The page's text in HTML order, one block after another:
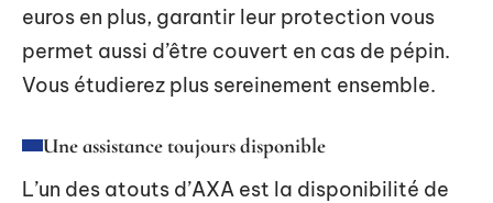
euros en plus, garantir leur protection vous
permet aussi d’être couvert en cas de pépin.
Vous étudierez plus sereinement ensemble.
Une assistance toujours disponible
L’un des atouts d’AXA est la disponibilité de